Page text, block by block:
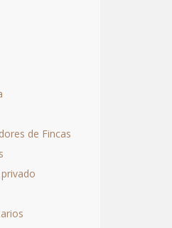
de Fincas